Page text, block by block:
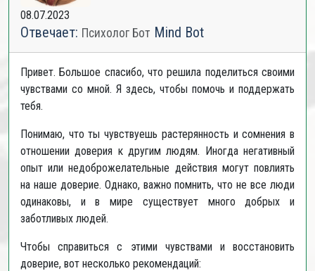
08.07.2023
Отвечает: Психолог Бот Mind Bot
Привет. Большое спасибо, что решила поделиться своими
чувствами со мной. Я здесь, чтобы помочь и поддержать
тебя.
Понимаю, что ты чувствуешь растерянность и сомнения в
отношении доверия к другим людям. Иногда негативный
опыт или недоброжелательные действия могут повлиять
на наше доверие. Однако, важно помнить, что не все люди
одинаковы, и в мире существует много добрых и
заботливых людей.
Чтобы справиться с этими чувствами и восстановить
доверие, вот несколько рекомендаций: